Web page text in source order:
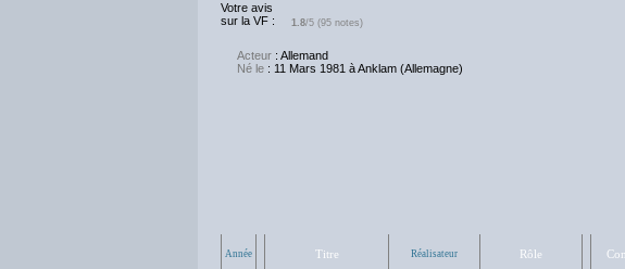
Votre avis
sur la VF :
1.8/5 (95 notes)
Acteur : Allemand
Né le : 11 Mars 1981 à Anklam (Allemagne)
Année Titre Réalisateur Rôle